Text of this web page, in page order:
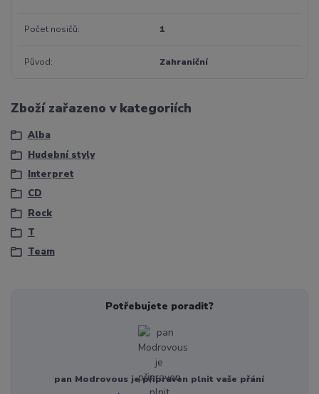
Počet nosičů 1
Původ Zahraniční
Zboží zařazeno v kategoriích
Alba
Hudební styly
Interpret
CD
Rock
T
Team
Potřebujete poradit?
pan Modrovous je připraven plnit vaše přání